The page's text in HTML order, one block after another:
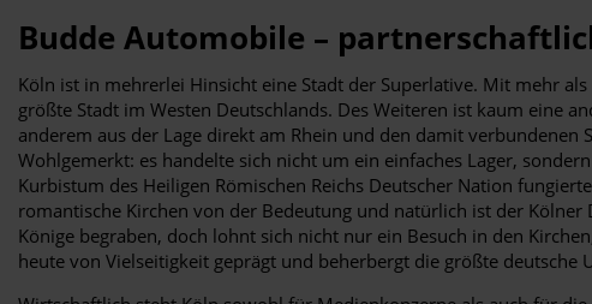
Budde Automobile –
Köln ist in mehrerlei Hinsicht eine Stadt der Superlative. Mit mehr
größte Stadt im Westen Deutschlands. Des Weiteren ist kaum eine
anderem aus der Lage direkt am Rhein und den damit verbundenen
Wohlgemerkt: es handelte sich nicht um ein einfaches Lager,
Kurbistum des Heiligen Römischen Reichs Deutscher Nation
romantische Kirchen von der Bedeutung und natürlich ist der
Könige begraben, doch lohnt sich nicht nur ein Besuch in den
heute von Vielseitigkeit geprägt und beherbergt die größte